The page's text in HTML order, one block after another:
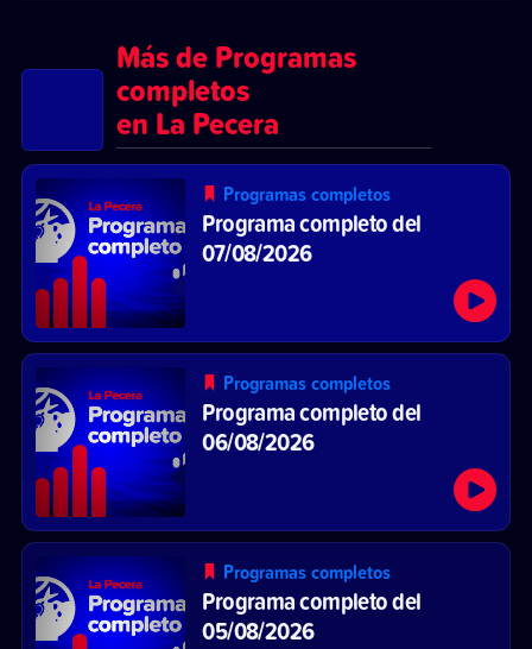
Más de Programas
completos
en La Pecera
Programas completos
Programa completo del
07/08/2026
Programas completos
Programa completo del
06/08/2026
Programas completos
Programa completo del
05/08/2026